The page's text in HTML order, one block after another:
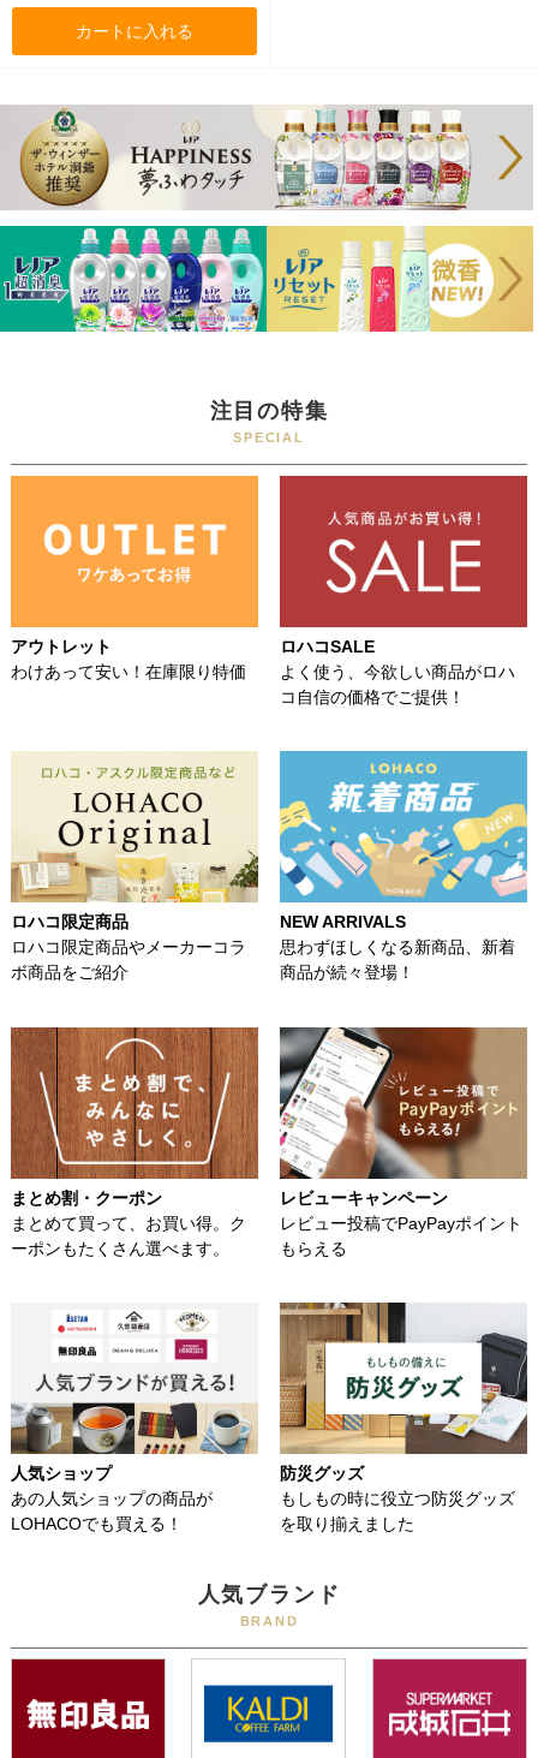
カートに入れる
注目の特集
SPECIAL
アウトレット
わけあって安い！在庫限り特価
ロハコSALE
よく使う、今欲しい商品がロハ
コ自信の価格でご提供！
ロハコ限定商品
ロハコ限定商品やメーカーコラ
ボ商品をご紹介
NEW ARRIVALS
思わずほしくなる新商品、新着
商品が続々登場！
まとめ割・クーポン
まとめて買って、お買い得。ク
ーポンもたくさん選べます。
レビューキャンペーン
レビュー投稿でPayPayポイント
もらえる
人気ショップ
あの人気ショップの商品が
LOHACOでも買える！
防災グッズ
もしもの時に役立つ防災グッズ
を取り揃えました
人気ブランド
BRAND